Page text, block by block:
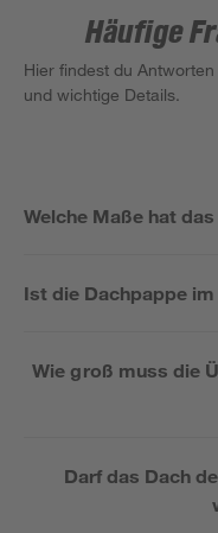
Häufige
Hier findest du
und wichtige Details.
Welche Maße hat
Ist die Dachpappe
Wie groß muss die
Darf das Dach